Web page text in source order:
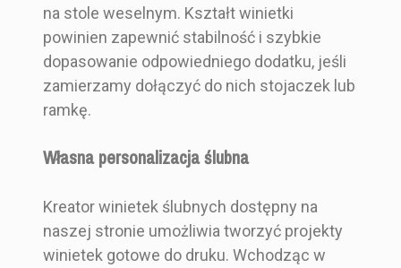
na stole weselnym. Kształt winietki
powinien zapewnić stabilność i szybkie
dopasowanie odpowiedniego dodatku, jeśli
zamierzamy dołączyć do nich stojaczek lub
ramkę.
Własna personalizacja ślubna
Kreator winietek ślubnych dostępny na
naszej stronie umożliwia tworzyć projekty
winietek gotowe do druku. Wchodząc w